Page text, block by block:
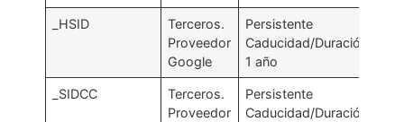
_HSID
Terceros.
Proveedor
Google
Persistente
Caducidad/Duración:
1 año
_SIDCC
Terceros.
Proveedor
Persistente
Caducidad/Duración: